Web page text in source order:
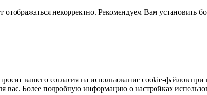
отображаться некорректно. Рекомендуем Вам установить
вашего согласия на использование cookie-файлов при
вас. Более подробную информацию о настройках